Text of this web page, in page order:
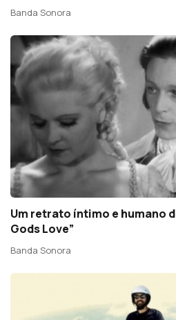
Banda Sonora
Um retrato íntimo e humano
Gods Love”
Banda Sonora